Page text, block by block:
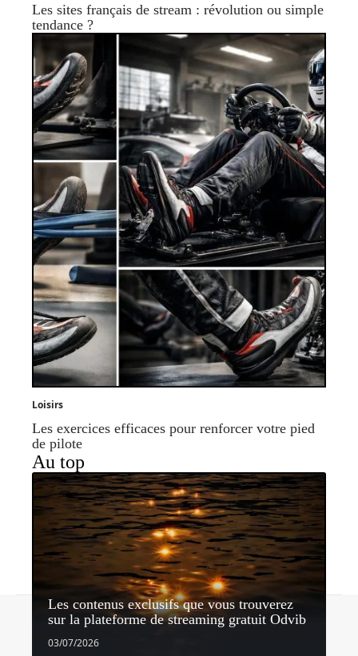
Les sites français de stream : révolution ou simple
tendance ?
Loisirs
Les exercices efficaces pour renforcer votre pied
de pilote
Au top
Les contenus exclusifs que vous trouverez
sur la plateforme de streaming gratuit Odvib
03/07/2026
Contact Mentions légales Sitemap